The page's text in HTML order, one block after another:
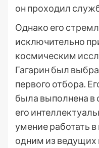
он проходил
Однако его
исключительно
космическим
Гагарин был
первого отбора.
была выполнена в
его
умение работать
одним из ведущих